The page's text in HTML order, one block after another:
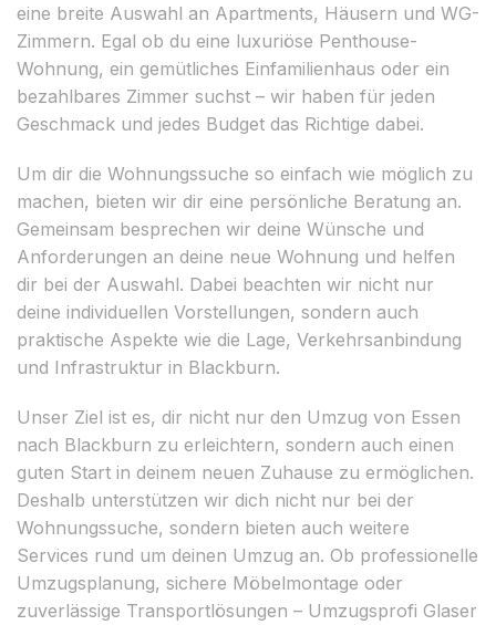
eine breite Auswahl an Apartments, Häusern und WG-
Zimmern. Egal ob du eine luxuriöse Penthouse-
Wohnung, ein gemütliches Einfamilienhaus oder ein
bezahlbares Zimmer suchst – wir haben für jeden
Geschmack und jedes Budget das Richtige dabei.
Um dir die Wohnungssuche so einfach wie möglich zu
machen, bieten wir dir eine persönliche Beratung an.
Gemeinsam besprechen wir deine Wünsche und
Anforderungen an deine neue Wohnung und helfen
dir bei der Auswahl. Dabei beachten wir nicht nur
deine individuellen Vorstellungen, sondern auch
praktische Aspekte wie die Lage, Verkehrsanbindung
und Infrastruktur in Blackburn.
Unser Ziel ist es, dir nicht nur den Umzug von Essen
nach Blackburn zu erleichtern, sondern auch einen
guten Start in deinem neuen Zuhause zu ermöglichen.
Deshalb unterstützen wir dich nicht nur bei der
Wohnungssuche, sondern bieten auch weitere
Services rund um deinen Umzug an. Ob professionelle
Umzugsplanung, sichere Möbelmontage oder
zuverlässige Transportlösungen – Umzugsprofi Glaser